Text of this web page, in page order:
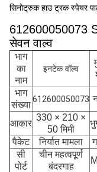
सिनोट्रुक हाउ ट्रक स्पेयर
612600050073
सेवन वाल्व
भाग
का
नाम
इनटेक वॉल्व
भाग
संख्या
612600050073
आकार
330 × 210 ×
50 मिमी
पैकेट
निर्यात मामला
सी
पोर्ट
चीन महत्वपूर्ण
बंदरगाह